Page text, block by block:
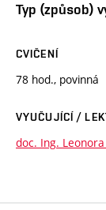
Typ (způsob)
CVIČENÍ
78 hod., povinná
VYUČUJÍCÍ /
doc. Ing.